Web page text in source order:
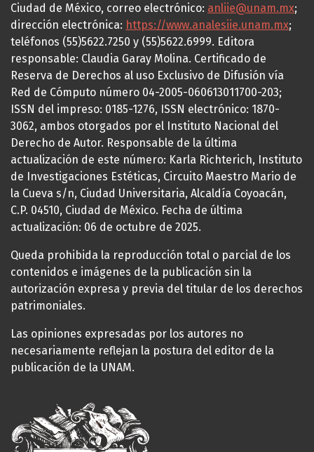
Ciudad de México, correo electrónico: anliie@unam.mx;
dirección electrónica: https://www.analesiie.unam.mx;
teléfonos (55)5622.7250 y (55)5622.6999. Editora
responsable: Claudia Garay Molina. Certificado de
Reserva de Derechos al uso Exclusivo de Difusión vía
Red de Cómputo número 04-2005-060613011700-203;
ISSN del impreso: 0185-1276, ISSN electrónico: 1870-
3062, ambos otorgados por el Instituto Nacional del
Derecho de Autor. Responsable de la última
actualización de este número: Karla Richterich, Instituto
de Investigaciones Estéticas, Circuito Maestro Mario de
la Cueva s/n, Ciudad Universitaria, Alcaldía Coyoacán,
C.P. 04510, Ciudad de México. Fecha de última
actualización: 06 de octubre de 2025.
Queda prohibida la reproducción total o parcial de los
contenidos e imágenes de la publicación sin la
autorización expresa y previa del titular de los derechos
patrimoniales.
Las opiniones expresadas por los autores no
necesariamente reflejan la postura del editor de la
publicación de la UNAM.